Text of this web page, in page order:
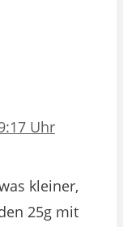
Uhr
kleiner,
25g mit